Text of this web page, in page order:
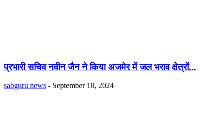
प्रभारी सचिव नवीन जैन ने किया अजमेर में जल भराव क्षेत्रों...
sabguru news - September 10, 2024